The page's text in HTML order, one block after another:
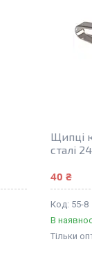
Щипці
сталі
40 ₴
55-8
В
Тільки